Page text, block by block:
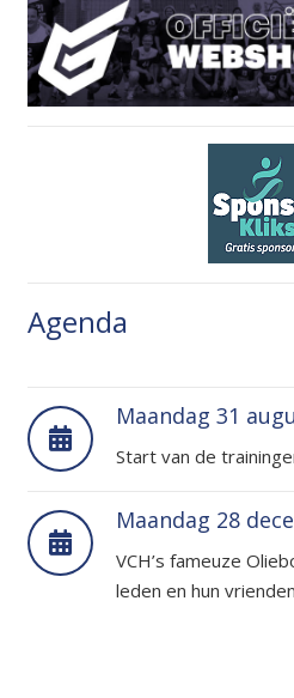
Agenda
Maandag 31
Start van de
Maandag 28
VCH’s fameuze
leden en hun